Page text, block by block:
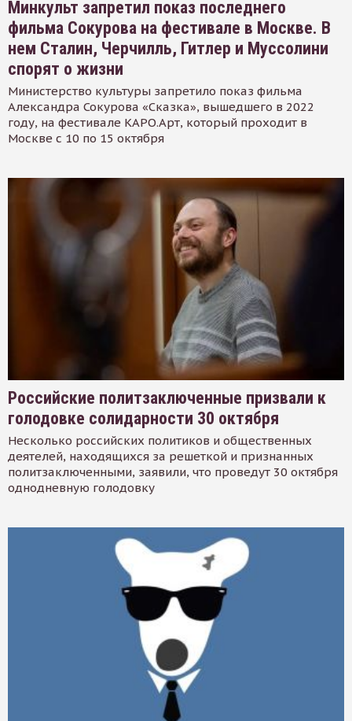
Минкульт запретил показ последнего
фильма Сокурова на фестивале в Москве. В
нем Сталин, Черчилль, Гитлер и Муссолини
спорят о жизни
Министерство культуры запретило показ фильма
Александра Сокурова «Сказка», вышедшего в 2022
году, на фестивале КАРО.Арт, который проходит в
Москве с 10 по 15 октября
Российские политзаключенные призвали к
голодовке солидарности 30 октября
Несколько российских политиков и общественных
деятелей, находящихся за решеткой и признанных
политзаключенными, заявили, что проведут 30 октября
однодневную голодовку